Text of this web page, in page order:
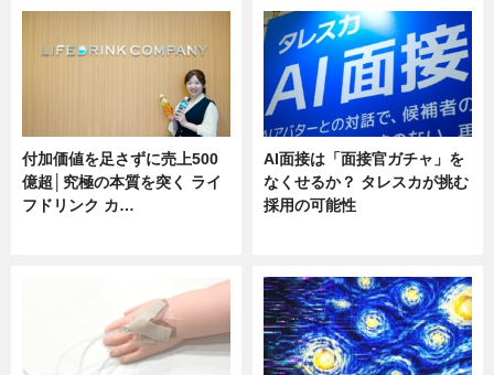
付加価値を足さずに売上500
億超│究極の本質を突く ライ
フドリンク カ…
AI面接は「面接官ガチャ」を
なくせるか？ タレスカが挑む
採用の可能性